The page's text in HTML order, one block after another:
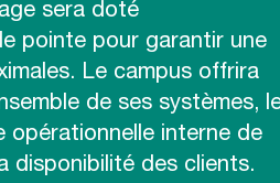
sera doté
pointe pour garantir une
Le campus offrira
de ses systèmes,
opérationnelle interne de
disponibilité des clients.